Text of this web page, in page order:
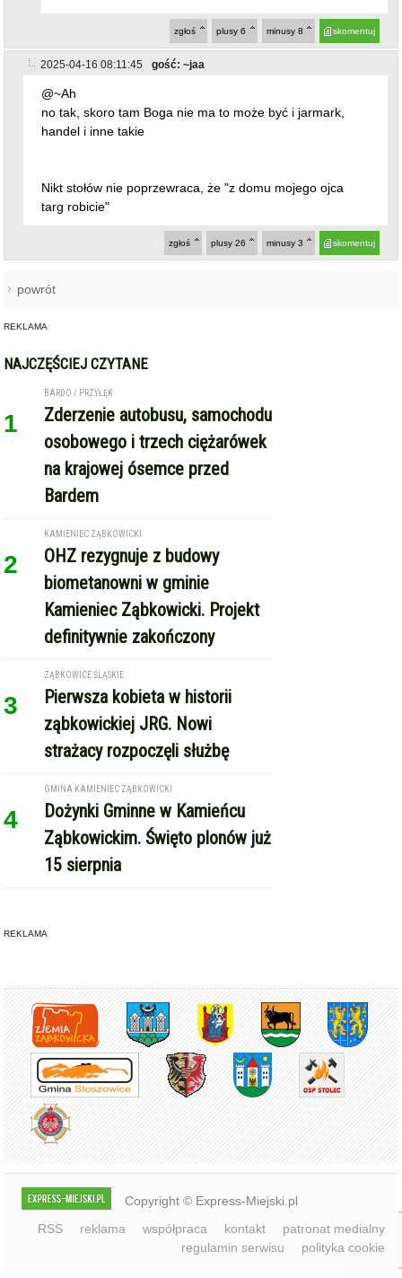
skomentuj
minusy 8
plusy 6
zgłoś
2025-04-16 08:11:45 gość: ~jaa
@~Ah
no tak, skoro tam Boga nie ma to może być i jarmark,
handel i inne takie
Nikt stołów nie poprzewraca, że "z domu mojego ojca
targ robicie"
skomentuj
minusy 3
plusy 26
zgłoś
powrót
REKLAMA
NAJCZĘŚCIEJ CZYTANE
1
BARDO / PRZYŁĘK
Zderzenie autobusu, samochodu
osobowego i trzech ciężarówek
na krajowej ósemce przed
Bardem
2
KAMIENIEC ZĄBKOWICKI
OHZ rezygnuje z budowy
biometanowni w gminie
Kamieniec Ząbkowicki. Projekt
definitywnie zakończony
3
ZĄBKOWICE ŚLĄSKIE
Pierwsza kobieta w historii
ząbkowickiej JRG. Nowi
strażacy rozpoczęli służbę
4
GMINA KAMIENIEC ZĄBKOWICKI
Dożynki Gminne w Kamieńcu
Ząbkowickim. Święto plonów już
15 sierpnia
REKLAMA
Copyright © Express-Miejski.pl
RSS
reklama współpraca kontakt
patronat medialny
regulamin serwisu
polityka cookie